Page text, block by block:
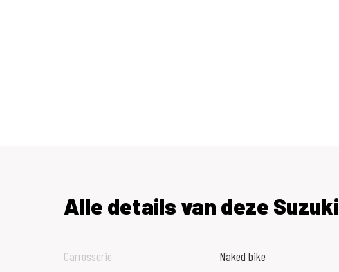
Alle details van deze Suzuki
Carrosserie
Naked bike